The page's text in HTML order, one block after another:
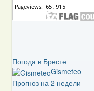
Погода в Бресте
Gismeteo
Прогноз на 2 недели